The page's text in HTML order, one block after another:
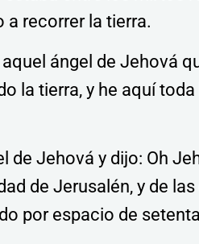
a recorrer la tierra.
ángel de Jehová
la tierra, y he aquí
de Jehová y dijo: Oh
de Jerusalén, y de
por espacio de